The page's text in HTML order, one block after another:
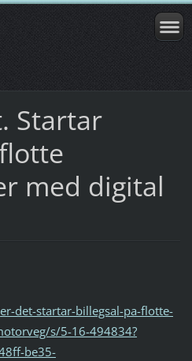
Startar
med digital
det-startar-billegsal-pa-flotte-
s/5-16-494834?
be35-